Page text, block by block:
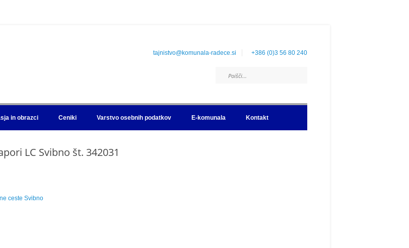
tajnistvo@komunala-radece.si +386 (0)3 56 80 240
in obrazci Ceniki Varstvo osebnih podatkov E-komunala Kontakt
LC Svibno št. 342031
ceste Svibno